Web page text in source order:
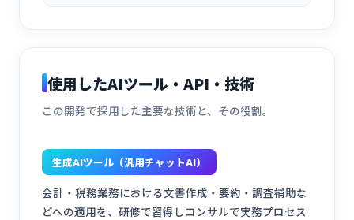
使用したAIツール・API・技術
この開発で採用した主要な技術と、その役割。
生成AIツール（汎用チャットAI）
会計・税務業務における文書作成・要約・調査補助な
どへの適用を、研修で習得しコンサルで実務プロセス